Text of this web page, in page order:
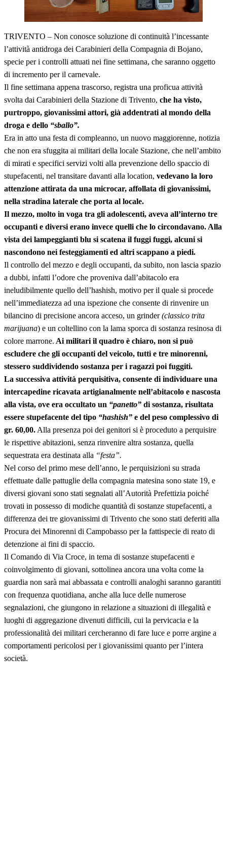
TRIVENTO – Non conosce soluzione di continuità l’incessante
l’attività antidroga dei Carabinieri della Compagnia di Bojano,
specie per i controlli attuati nei fine settimana, che saranno oggetto
di incremento per il carnevale.
Il fine settimana appena trascorso, registra una proficua attività
svolta dai Carabinieri della Stazione di Trivento, che ha visto,
purtroppo, giovanissimi attori, già addentrati al mondo della
droga e dello “sballo”.
Era in atto una festa di compleanno, un nuovo maggiorenne, notizia
che non era sfuggita ai militari della locale Stazione, che nell’ambito
di mirati e specifici servizi volti alla prevenzione dello spaccio di
stupefacenti, nel transitare davanti alla location, vedevano la loro
attenzione attirata da una microcar, affollata di giovanissimi,
nella stradina laterale che porta al locale.
Il mezzo, molto in voga tra gli adolescenti, aveva all’interno tre
occupanti e diversi erano invece quelli che lo circondavano. Alla
vista dei lampeggianti blu si scatena il fuggi fuggi, alcuni si
nascondono nei festeggiamenti ed altri scappano a piedi.
Il controllo del mezzo e degli occupanti, da subito, non lascia spazio
a dubbi, infatti l’odore che proveniva dall’abitacolo era
ineludibilmente quello dell’hashish, motivo per il quale si procede
nell’immediatezza ad una ispezione che consente di rinvenire un
bilancino di precisione ancora acceso, un grinder(classico trita
marijuana) e un coltellino con la lama sporca di sostanza resinosa di
colore marrone. Ai militari il quadro è chiaro, non si può
escludere che gli occupanti del veicolo, tutti e tre minorenni,
stessero suddividendo sostanza per i ragazzi poi fuggiti.
La successiva attività perquisitiva, consente di individuare una
intercapedine ricavata artigianalmente nell’abitacolo e nascosta
alla vista, ove era occultato un “panetto” di sostanza, risultata
essere stupefacente del tipo “hashish” e del peso complessivo di
gr. 60,00. Alla presenza poi dei genitori si è proceduto a perquisire
le rispettive abitazioni, senza rinvenire altra sostanza, quella
sequestrata era destinata alla “festa”.
Nel corso del primo mese dell’anno, le perquisizioni su strada
effettuate dalle pattuglie della compagnia matesina sono state 19, e
diversi giovani sono stati segnalati all’Autorità Prefettizia poiché
trovati in possesso di modiche quantità di sostanze stupefacenti, a
differenza dei tre giovanissimi di Trivento che sono stati deferiti alla
Procura dei Minorenni di Campobasso per la fattispecie di reato di
detenzione ai fini di spaccio.
Il Comando di Via Croce, in tema di sostanze stupefacenti e
coinvolgimento di giovani, sottolinea ancora una volta come la
guardia non sarà mai abbassata e controlli analoghi saranno garantiti
con frequenza quotidiana, anche alla luce delle numerose
segnalazioni, che giungono in relazione a situazioni di illegalità e
luoghi di aggregazione divenuti difficili, cui la pervicacia e la
professionalità dei militari cercheranno di fare luce e porre argine a
comportamenti pericolosi per i giovanissimi quanto per l’intera
società.